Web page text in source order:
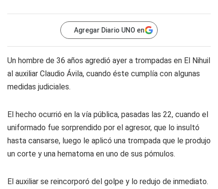
Agregar Diario UNO en
Un hombre de 36 años agredió ayer a trompadas en El Nihuil
al auxiliar Claudio Ávila, cuando éste cumplía con algunas
medidas judiciales.
El hecho ocurrió en la vía pública, pasadas las 22, cuando el
uniformado fue sorprendido por el agresor, que lo insultó
hasta cansarse, luego le aplicó una trompada que le produjo
un corte y una hematoma en uno de sus pómulos.
El auxiliar se reincorporó del golpe y lo redujo de inmediato.